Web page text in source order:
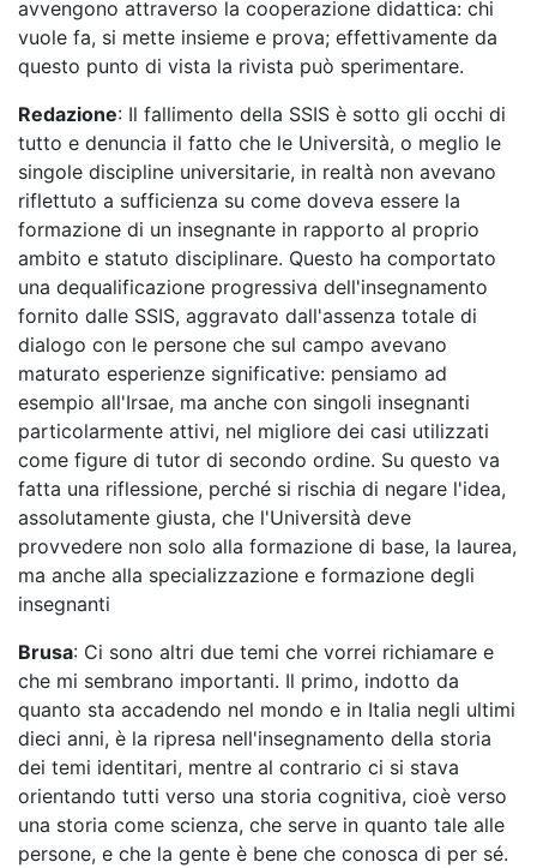
avvengono attraverso la cooperazione didattica: chi
vuole fa, si mette insieme e prova; effettivamente da
questo punto di vista la rivista può sperimentare.
Redazione: Il fallimento della SSIS è sotto gli occhi di
tutto e denuncia il fatto che le Università, o meglio le
singole discipline universitarie, in realtà non avevano
riflettuto a sufficienza su come doveva essere la
formazione di un insegnante in rapporto al proprio
ambito e statuto disciplinare. Questo ha comportato
una dequalificazione progressiva dell'insegnamento
fornito dalle SSIS, aggravato dall'assenza totale di
dialogo con le persone che sul campo avevano
maturato esperienze significative: pensiamo ad
esempio all'Irsae, ma anche con singoli insegnanti
particolarmente attivi, nel migliore dei casi utilizzati
come figure di tutor di secondo ordine. Su questo va
fatta una riflessione, perché si rischia di negare l'idea,
assolutamente giusta, che l'Università deve
provvedere non solo alla formazione di base, la laurea,
ma anche alla specializzazione e formazione degli
insegnanti
Brusa: Ci sono altri due temi che vorrei richiamare e
che mi sembrano importanti. Il primo, indotto da
quanto sta accadendo nel mondo e in Italia negli ultimi
dieci anni, è la ripresa nell'insegnamento della storia
dei temi identitari, mentre al contrario ci si stava
orientando tutti verso una storia cognitiva, cioè verso
una storia come scienza, che serve in quanto tale alle
persone, e che la gente è bene che conosca di per sé.